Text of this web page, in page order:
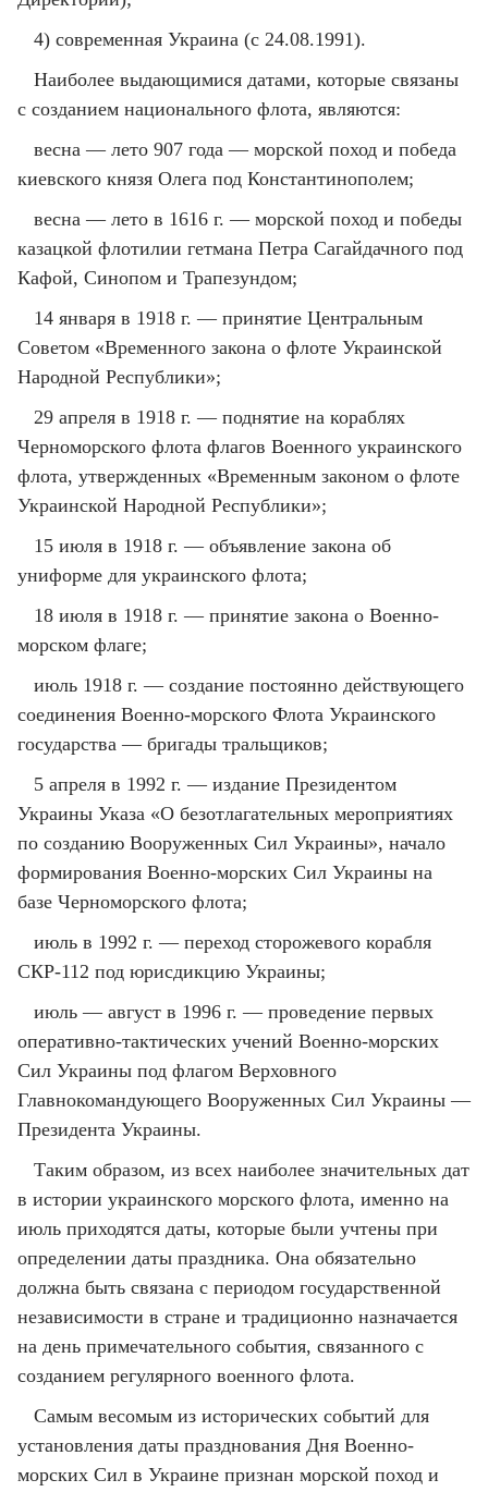
4) современная Украина (с 24.08.1991).
Наиболее выдающимися датами, которые связаны
с созданием национального флота, являются:
весна — лето 907 года — морской поход и победа
киевского князя Олега под Константинополем;
весна — лето в 1616 г. — морской поход и победы
казацкой флотилии гетмана Петра Сагайдачного под
Кафой, Синопом и Трапезундом;
14 января в 1918 г. — принятие Центральным
Советом «Временного закона о флоте Украинской
Народной Республики»;
29 апреля в 1918 г. — поднятие на кораблях
Черноморского флота флагов Военного украинского
флота, утвержденных «Временным законом о флоте
Украинской Народной Республики»;
15 июля в 1918 г. — объявление закона об
униформе для украинского флота;
18 июля в 1918 г. — принятие закона о Военно-
морском флаге;
июль 1918 г. — создание постоянно действующего
соединения Военно-морского Флота Украинского
государства — бригады тральщиков;
5 апреля в 1992 г. — издание Президентом
Украины Указа «О безотлагательных мероприятиях
по созданию Вооруженных Сил Украины», начало
формирования Военно-морских Сил Украины на
базе Черноморского флота;
июль в 1992 г. — переход сторожевого корабля
СКР-112 под юрисдикцию Украины;
июль — август в 1996 г. — проведение первых
оперативно-тактических учений Военно-морских
Сил Украины под флагом Верховного
Главнокомандующего Вооруженных Сил Украины —
Президента Украины.
Таким образом, из всех наиболее значительных дат
в истории украинского морского флота, именно на
июль приходятся даты, которые были учтены при
определении даты праздника. Она обязательно
должна быть связана с периодом государственной
независимости в стране и традиционно назначается
на день примечательного события, связанного с
созданием регулярного военного флота.
Самым весомым из исторических событий для
установления даты празднования Дня Военно-
морских Сил в Украине признан морской поход и